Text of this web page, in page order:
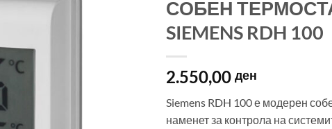
СОБЕН
SIEMENS RDH 100
2.550,00 ден
Siemens RDH 100 е модерен
наменет за контрола на